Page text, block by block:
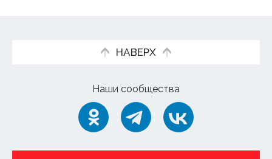
НАВЕРХ
Наши сообщества